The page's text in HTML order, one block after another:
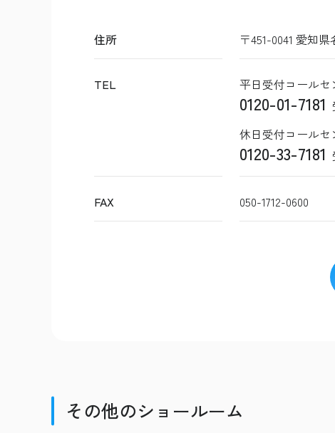
住所 〒451-0041 愛知
TEL 平日受付コールセ
0120-01-7181
休日受付コールセ
0120-33-7181
FAX 050-1712-0600
その他のショールーム